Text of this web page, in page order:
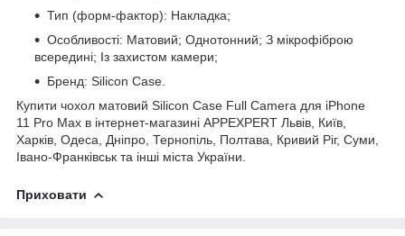
Тип (форм-фактор): Накладка;
Особливості: Матовий; Однотонний; З мікрофіброю
всередині; Із захистом камери;
Бренд: Silicon Case.
Купити чохол матовий Silicon Case Full Camera для iPhone
11 Pro Max в інтернет-магазині APPEXPERT Львів, Київ,
Харків, Одеса, Дніпро, Тернопіль, Полтава, Кривий Ріг, Суми,
Івано-Франківськ та інші міста України.
Приховати